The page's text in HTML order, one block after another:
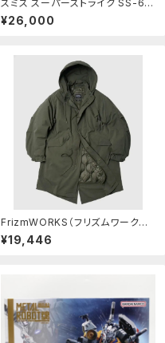
スミス スーパーストライク SS-66
SPX グリップ付き 美品
¥26,000
FrizmWORKS（フリズムワークス）
M1965 フィッシュテールパーカ オ
リーブ XL
¥19,446